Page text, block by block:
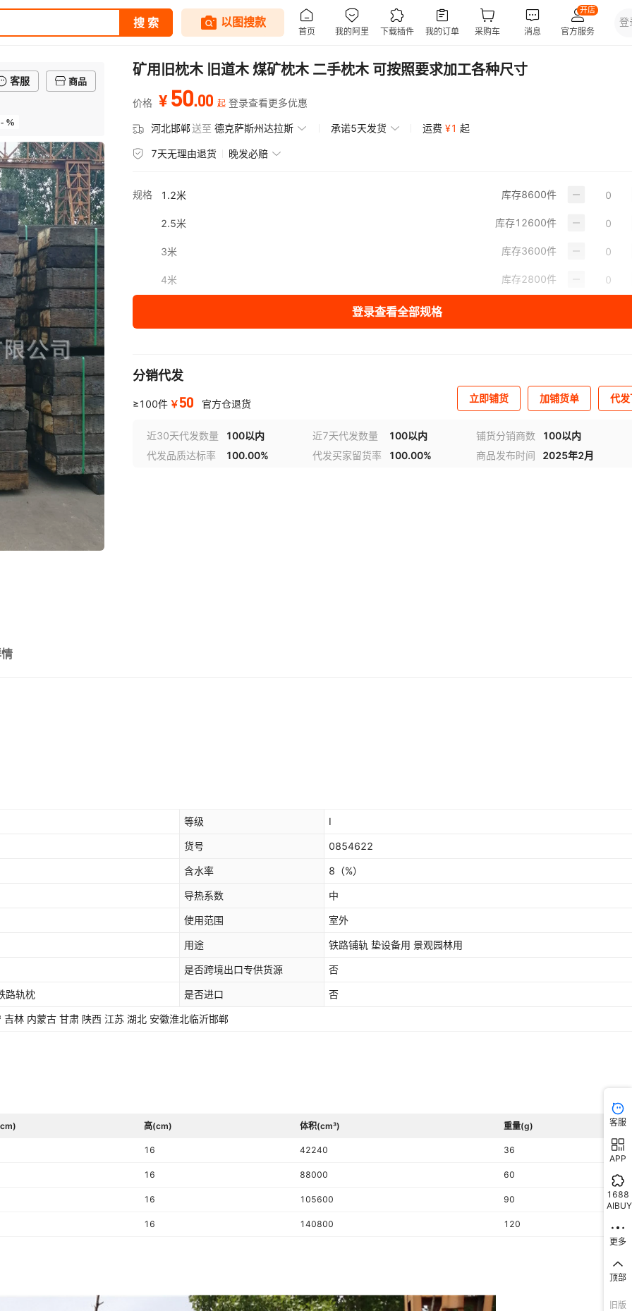
客服 商品
- %
矿用旧枕木 旧道木 煤矿枕木 二手枕木 可按照要求加工各种尺寸
价格 ¥ 50.00 起 登录查看更多优惠
河北邯郸送至 德克萨斯州达拉斯 承诺5天发货 运费 ¥1 起
7天无理由退货 晚发必赔
规格 1.2米 库存8600件
2.5米 库存12600件
3米 库存3600件
4米 库存2800件
登录查看全部规格
分销代发
≥100件 ￥50 官方仓退货 立即铺货 加铺货单 代
近30天代发数量 100以内 近7天代发数量 100以内 铺货分销商数
100以内
代发品质达标率
100.00% 代发买家留货率 100.00% 商品发布时间 2025年2月
等级 Ⅰ
货号 0854622
含水率 8 （%）
导热系数 中
使用范围 室外
用途 铁路铺轨 垫设备用 景观园林用
是否跨境出口专供货源 否
路轨枕 是否进口 否
北京 天津 河北 河南 山东 山西 辽宁 吉林 内蒙古 甘肃 陕西 江苏 湖北 安徽淮北临沂邯郸
高(cm) 体积(cm³) 重量(g)
16 42240 36
16 88000 60
16 105600 90
16 140800 120
客服
APP
1688
AIBUY
更多
顶部
旧版